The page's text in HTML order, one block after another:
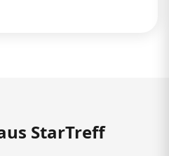
StarTreff